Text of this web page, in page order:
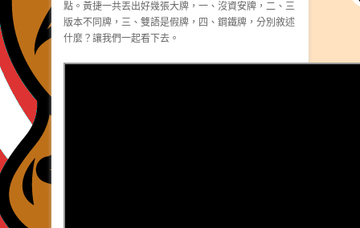
點。黃捷一共丟出好幾張大牌，一、沒資安牌，二、三
版本不同牌，三、雙語是假牌，四、鋼鐵牌，分別敘述
什麼？讓我們一起看下去。